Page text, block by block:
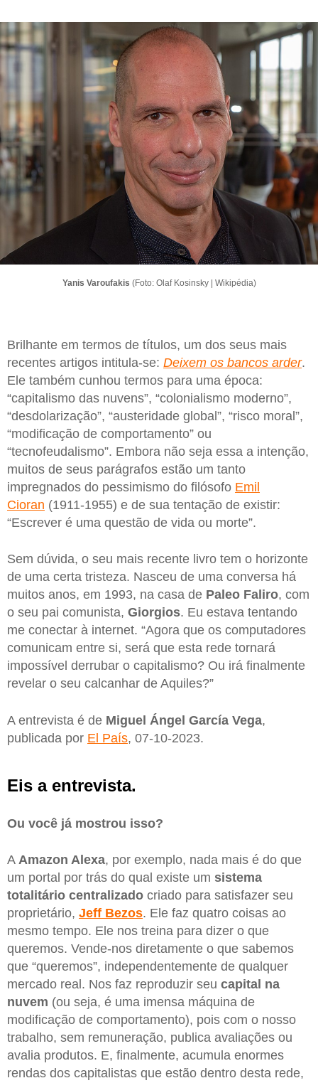
Yanis Varoufakis (Foto: Olaf Kosinsky | Wikipédia)
Brilhante em termos de títulos, um dos seus mais
recentes artigos intitula-se: Deixem os bancos arder.
Ele também cunhou termos para uma época:
“capitalismo das nuvens”, “colonialismo moderno”,
“desdolarização”, “austeridade global”, “risco moral”,
“modificação de comportamento” ou
“tecnofeudalismo”. Embora não seja essa a intenção,
muitos de seus parágrafos estão um tanto
impregnados do pessimismo do filósofo Emil
Cioran (1911-1955) e de sua tentação de existir:
“Escrever é uma questão de vida ou morte”.
Sem dúvida, o seu mais recente livro tem o horizonte
de uma certa tristeza. Nasceu de uma conversa há
muitos anos, em 1993, na casa de Paleo Faliro, com
o seu pai comunista, Giorgios. Eu estava tentando
me conectar à internet. “Agora que os computadores
comunicam entre si, será que esta rede tornará
impossível derrubar o capitalismo? Ou irá finalmente
revelar o seu calcanhar de Aquiles?”
A entrevista é de Miguel Ángel García Vega,
publicada por El País, 07-10-2023.
Eis a entrevista.
Ou você já mostrou isso?
A Amazon Alexa, por exemplo, nada mais é do que
um portal por trás do qual existe um sistema
totalitário centralizado criado para satisfazer seu
proprietário, Jeff Bezos. Ele faz quatro coisas ao
mesmo tempo. Ele nos treina para dizer o que
queremos. Vende-nos diretamente o que sabemos
que “queremos”, independentemente de qualquer
mercado real. Nos faz reproduzir seu capital na
nuvem (ou seja, é uma imensa máquina de
modificação de comportamento), pois com o nosso
trabalho, sem remuneração, publica avaliações ou
avalia produtos. E, finalmente, acumula enormes
rendas dos capitalistas que estão dentro desta rede,